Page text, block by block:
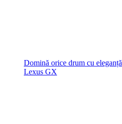
Domină orice drum cu eleganță
Lexus GX